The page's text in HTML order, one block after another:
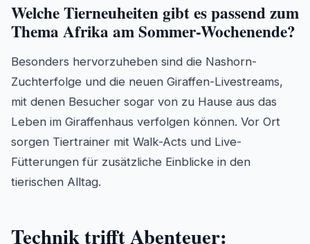
Welche Tierneuheiten gibt es passend zum
Thema Afrika am Sommer-Wochenende?
Besonders hervorzuheben sind die Nashorn-
Zuchterfolge und die neuen Giraffen-Livestreams,
mit denen Besucher sogar von zu Hause aus das
Leben im Giraffenhaus verfolgen können. Vor Ort
sorgen Tiertrainer mit Walk-Acts und Live-
Fütterungen für zusätzliche Einblicke in den
tierischen Alltag.
Technik trifft Abenteuer: